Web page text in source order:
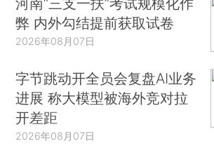
弊 内外勾结提前获取试卷
2026年08月07日
字节跳动开全员会复盘AI业务
进展 称大模型被海外竞对拉
开差距
2026年08月07日